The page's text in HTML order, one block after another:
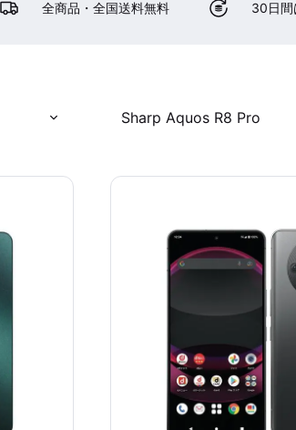
全商品・全国送料無料 30日間
Sharp Aquos R8 Pro